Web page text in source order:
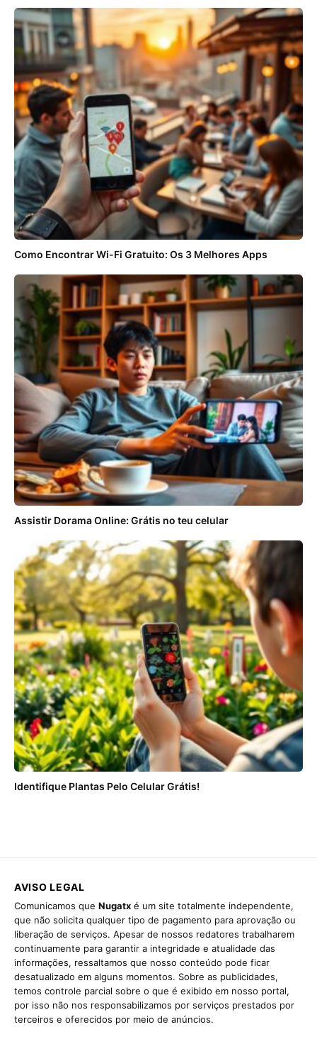
Como Encontrar Wi-Fi Gratuito: Os 3 Melhores Apps
Assistir Dorama Online: Grátis no teu celular
Identifique Plantas Pelo Celular Grátis!
AVISO LEGAL
Comunicamos que Nugatx é um site totalmente independente,
que não solicita qualquer tipo de pagamento para aprovação ou
liberação de serviços. Apesar de nossos redatores trabalharem
continuamente para garantir a integridade e atualidade das
informações, ressaltamos que nosso conteúdo pode ficar
desatualizado em alguns momentos. Sobre as publicidades,
temos controle parcial sobre o que é exibido em nosso portal,
por isso não nos responsabilizamos por serviços prestados por
terceiros e oferecidos por meio de anúncios.